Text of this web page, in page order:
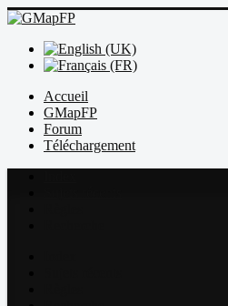
Accueil
GMapFP
Forum
Téléchargement